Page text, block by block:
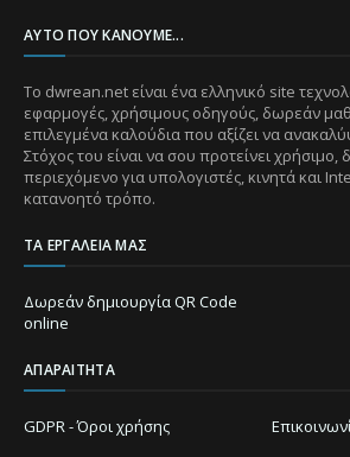
ΑΥΤΌ ΠΟΥ ΚΆΝΟΥΜΕ...
Το dwrean.net είναι ένα ελληνικό site
εφαρμογές, χρήσιμους οδηγούς, δωρεάν
επιλεγμένα καλούδια που αξίζει να
Στόχος του είναι να σου προτείνει χρήσιμο,
περιεχόμενο για υπολογιστές, κινητά και
κατανοητό τρόπο.
ΤΑ ΕΡΓΑΛΕΊΑ ΜΑΣ
Δωρεάν δημιουργία QR Code
online
ΑΠΑΡΑΊΤΗΤΑ
GDPR - Όροι χρήσης